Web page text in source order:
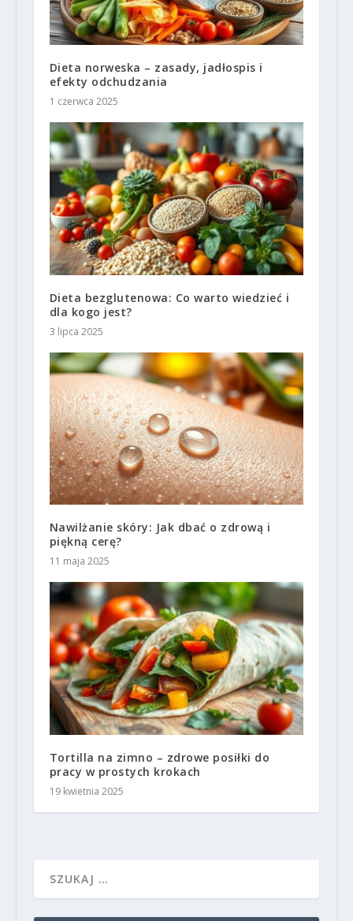
Dieta norweska – zasady, jadłospis i
efekty odchudzania
1 czerwca 2025
Dieta bezglutenowa: Co warto wiedzieć i
dla kogo jest?
3 lipca 2025
Nawilżanie skóry: Jak dbać o zdrową i
piękną cerę?
11 maja 2025
Tortilla na zimno – zdrowe posiłki do
pracy w prostych krokach
19 kwietnia 2025